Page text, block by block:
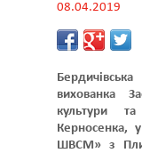
08.04.2019
вихованка
культури
Керносенка,
ШВСМ» з